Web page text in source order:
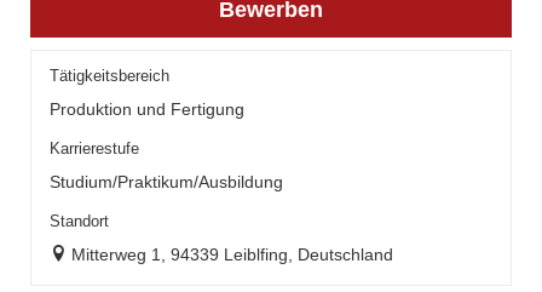
Bewerben
Tätigkeitsbereich
Produktion und Fertigung
Karrierestufe
Studium/Praktikum/Ausbildung
Standort
Mitterweg 1, 94339 Leiblfing, Deutschland